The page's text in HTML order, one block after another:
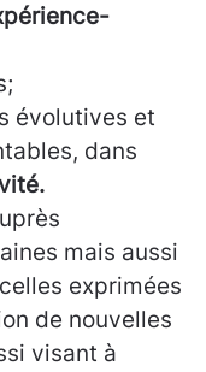
évolutives et
dans
mais aussi
exprimées
de nouvelles
visant à